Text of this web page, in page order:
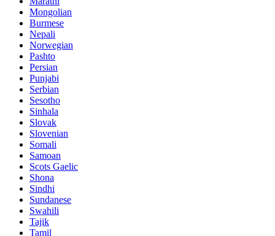
Mongolian
Burmese
Nepali
Norwegian
Pashto
Persian
Punjabi
Serbian
Sesotho
Sinhala
Slovak
Slovenian
Somali
Samoan
Scots Gaelic
Shona
Sindhi
Sundanese
Swahili
Tajik
Tamil